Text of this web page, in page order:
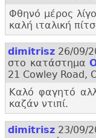
Φθηνό μέρος
καλή ιταλική
dimitrisz 26/09/
στο κατάστημα
21 Cowley Road,
Καλό φαγητό
καζάν ντιπί.
dimitrisz 23/09/